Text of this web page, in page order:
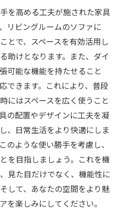
を高める工夫が施された家具
リビングルームのソファに
とで、スペースを有効活用し
助けとなります。また、ダイ
可能な機能を持たせること
できます。これにより、普段
にはスペースを広く使うこと
の配置やデザインに工夫を凝
、日常生活をより快適にしま
のような使い勝手を考慮し、
を目指しましょう。これを機
見た目だけでなく、機能性に
して、あなたの空間をより魅
を楽しみにしてください。